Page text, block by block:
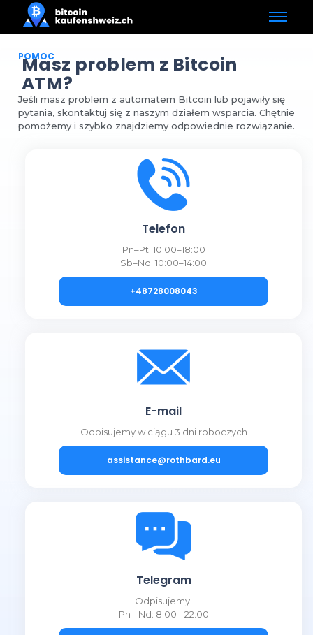
POMOC
Masz problem z Bitcoin
ATM?​
Jeśli masz problem z automatem Bitcoin lub pojawiły się
pytania, skontaktuj się z naszym działem wsparcia. Chętnie
pomożemy i szybko znajdziemy odpowiednie rozwiązanie.
Telefon
Pn–Pt: 10:00–18:00
Sb–Nd: 10:00–14:00
+48728008043
E-mail
Odpisujemy w ciągu 3 dni roboczych
assistance@rothbard.eu
Telegram
Odpisujemy:
Pn - Nd: 8:00 - 22:00